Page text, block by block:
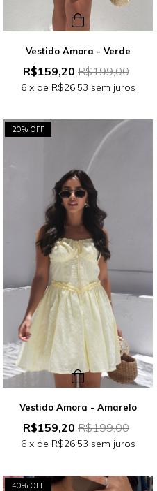
Vestido Amora - Verde
R$159,20 R$199,00
6 x de R$26,53 sem juros
20% OFF
Vestido Amora - Amarelo
R$159,20 R$199,00
6 x de R$26,53 sem juros
40% OFF